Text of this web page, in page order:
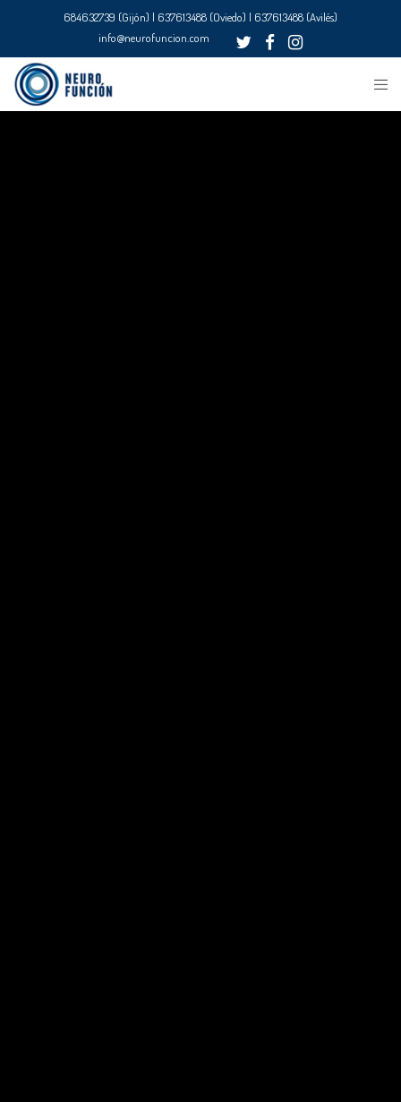
684632739 (Gijón) | 637613488 (Oviedo) | 637613488 (Avilés)
info@neurofuncion.com